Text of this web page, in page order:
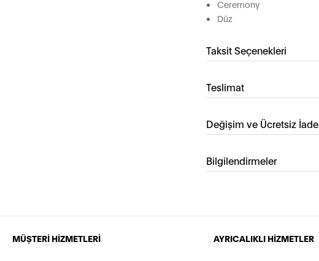
Ceremony
Düz
Taksit Seçenekleri
Teslimat
Değişim ve Ücretsiz İade
Bilgilendirmeler
MÜŞTERİ HİZMETLERİ AYRICALIKLI HİZMETLER